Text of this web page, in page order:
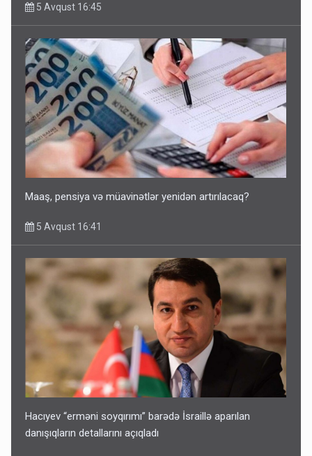
5 Avqust 16:45
Maaş, pensiya və müavinətlər yenidən artırılacaq?
5 Avqust 16:41
Hacıyev “erməni soyqırımı” barədə İsraillə aparılan
danışıqların detallarını açıqladı